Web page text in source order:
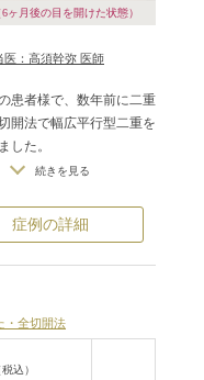
ヶ月後の目を開けた状態）
医：高須幹弥 医師
患者様で、数年前に二重
開法で幅広平行型二重を
した。
幅広い二重を作っていた
つ毛の生え際が隠れてお
ム目になっていました。
皮膚を切除し、二重の幅
修正手術をしました。
平行型のまま、目を開け
二重は程よく狭くなりま
続きを見る
症例の詳細
・全切開法
込）